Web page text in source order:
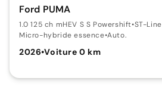
Ford PUMA
1.0 125 ch mHEV S S Powershift•ST-Line
Micro-hybride essence•Auto.
2026•Voiture 0 km